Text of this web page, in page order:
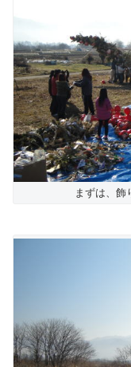
まずは、飾